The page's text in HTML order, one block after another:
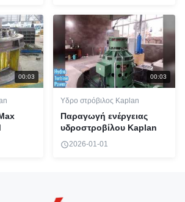
00:03 00:03
Υδρο στρόβιλος Kaplan
Παραγωγή ενέργειας
υδροστροβίλου Kaplan
2026-01-01